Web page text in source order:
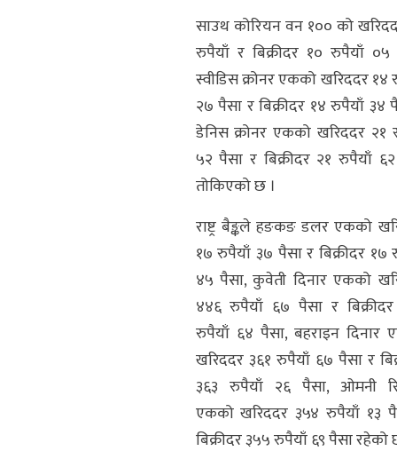
साउथ कोरियन वन १०० को
रुपैयाँ र बिक्रीदर १० रुपैयाँ ०५
स्वीडिस क्रोनर एकको खरिददर १४
२७ पैसा र बिक्रीदर १४ रुपैयाँ ३४
डेनिस क्रोनर एकको खरिददर २१
५२ पैसा र बिक्रीदर २१ रुपैयाँ
तोकिएको छ ।
राष्ट्र बैङ्कले हङकङ डलर एकको
१७ रुपैयाँ ३७ पैसा र बिक्रीदर १७
४५ पैसा, कुवेती दिनार एकको
४४६ रुपैयाँ ६७ पैसा र
रुपैयाँ ६४ पैसा, बहराइन दिनार
खरिददर ३६१ रुपैयाँ ६७ पैसा र
३६३ रुपैयाँ २६ पैसा, ओमनी
एकको खरिददर ३५४ रुपैयाँ १३
बिक्रीदर ३५५ रुपैयाँ ६९ पैसा रहेको